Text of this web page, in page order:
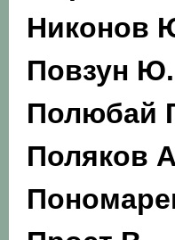
Никонов
Повзун Ю.
Полюбай
Поляков